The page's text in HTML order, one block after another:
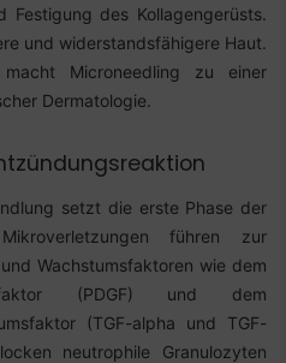
Festigung des Kollagengerüsts.
und widerstandsfähigere Haut.
Microneedling zu einer
Dermatologie.
setzt die erste Phase der
führen zur
Wachstumsfaktoren wie dem
(PDGF) und dem
(TGF-alpha und TGF-
neutrophile Granulozyten